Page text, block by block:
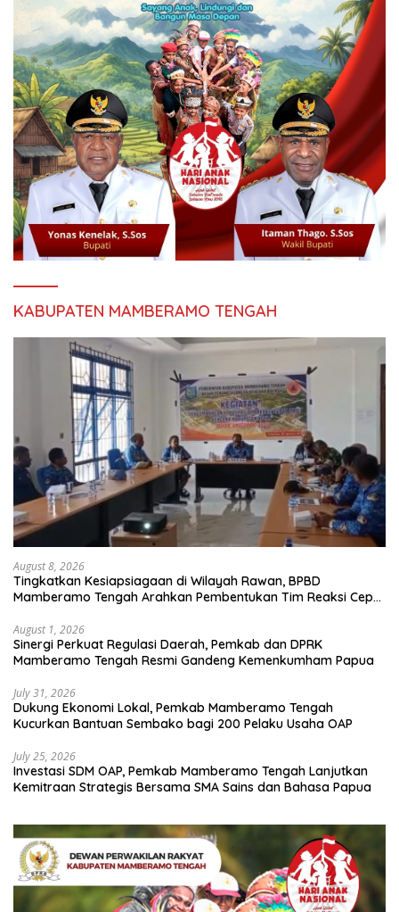
KABUPATEN MAMBERAMO TENGAH
August 8, 2026
Tingkatkan Kesiapsiagaan di Wilayah Rawan, BPBD
Mamberamo Tengah Arahkan Pembentukan Tim Reaksi Cepat
August 1, 2026
Sinergi Perkuat Regulasi Daerah, Pemkab dan DPRK
Mamberamo Tengah Resmi Gandeng Kemenkumham Papua
July 31, 2026
Dukung Ekonomi Lokal, Pemkab Mamberamo Tengah
Kucurkan Bantuan Sembako bagi 200 Pelaku Usaha OAP
July 25, 2026
Investasi SDM OAP, Pemkab Mamberamo Tengah Lanjutkan
Kemitraan Strategis Bersama SMA Sains dan Bahasa Papua